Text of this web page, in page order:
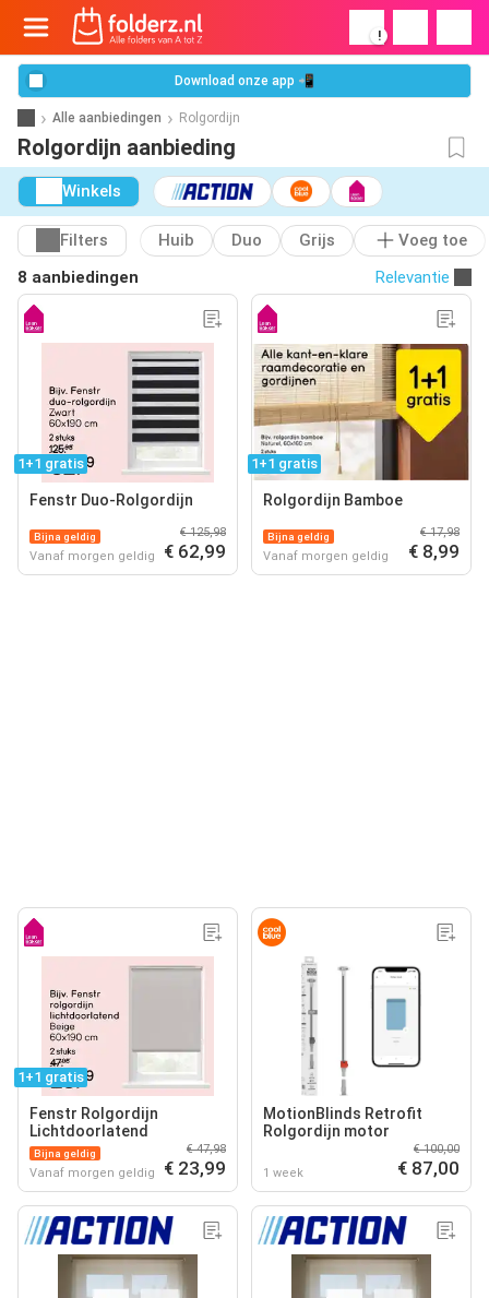
!
Download onze app 📲
Alle aanbiedingen Rolgordijn
Rolgordijn aanbieding
Winkels
Filters Huib Duo Grijs
Voeg toe
8 aanbiedingen
Relevantie
1+1 gratis
Fenstr Duo-Rolgordijn
Bijna geldig
Vanaf morgen geldig
€ 125,98
€ 62,99
1+1 gratis
Rolgordijn Bamboe
Bijna geldig
Vanaf morgen geldig
€ 17,98
€ 8,99
1+1 gratis
Fenstr Rolgordijn
Lichtdoorlatend
Bijna geldig
Vanaf morgen geldig
€ 47,98
€ 23,99
MotionBlinds Retrofit
Rolgordijn motor
1 week
€ 100,00
€ 87,00